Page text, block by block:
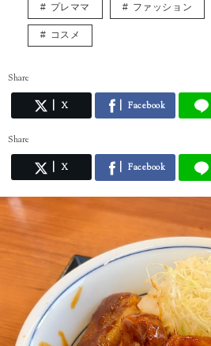
プレママ ファッション
コスメ
Share
X Facebook
Share
X Facebook